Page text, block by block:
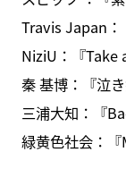
Travis Japan：
NiziU：『Take
秦 基博：『泣
三浦大知：『
緑黄色社会：『